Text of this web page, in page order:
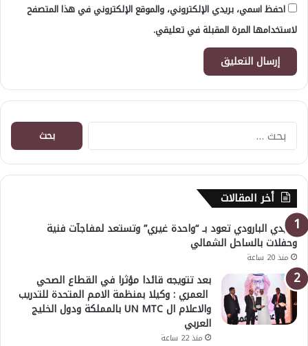
احفظ اسمي، بريدي الإلكتروني، والموقع الإلكتروني في هذا المتصفح
لاستخدامها المرة المقبلة في تعليقي.
البحث
عن:
أخر المقالات
هايدي البارودي تعود بـ “واحدة غيري” وتستعد لمفاجآت فنية
وحفلات بالساحل الشمالي
منذ 20 ساعة
بعد تتويجه قائدا مؤثرا في القطاع الصحي
العمري : وكيلا بمنظمة الامم المتحدة للتدريب
والاعلام ال UN MTC بالمملكة ودول الخليج
العربي
منذ 22 ساعة